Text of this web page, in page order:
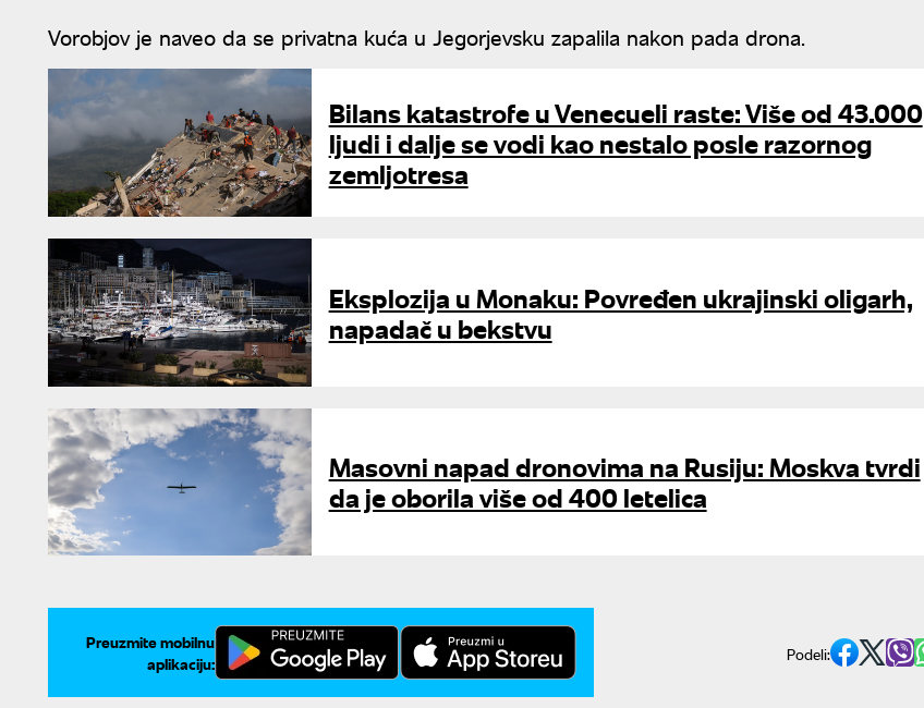
Vorobjov je naveo da se privatna kuća u Jegorjevsku zapalila nakon pada drona.
Bilans katastrofe u Venecueli raste: Više od 43.000
ljudi i dalje se vodi kao nestalo posle razornog
zemljotresa
Eksplozija u Monaku: Povređen ukrajinski oligarh,
napadač u bekstvu
Masovni napad dronovima na Rusiju: Moskva tvrdi
da je oborila više od 400 letelica
Preuzmite mobilnu
aplikaciju:
Podeli: